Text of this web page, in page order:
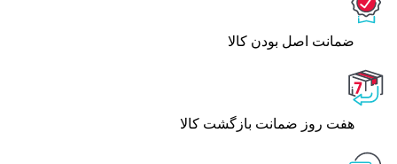
ﺿﻤﺎﻧﺖ اﺻﻞ ﺑﻮدن ﮐﺎﻟﺎ
هفت روز ضمانت بازگشت کالا